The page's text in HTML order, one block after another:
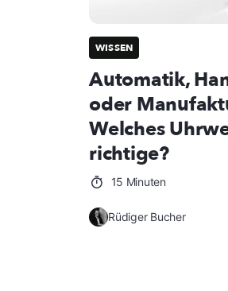
WISSEN
Automatik,
oder
Welches
richtige?
15 Minuten
Rüdiger Bucher